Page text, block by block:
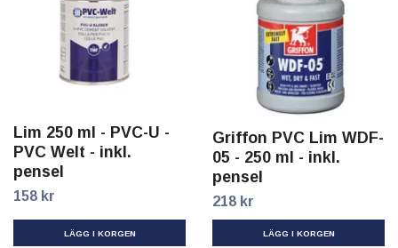
Lim 250 ml - PVC-U -
PVC Welt - inkl.
pensel
158 kr
Griffon PVC Lim WDF-
05 - 250 ml - inkl.
pensel
218 kr